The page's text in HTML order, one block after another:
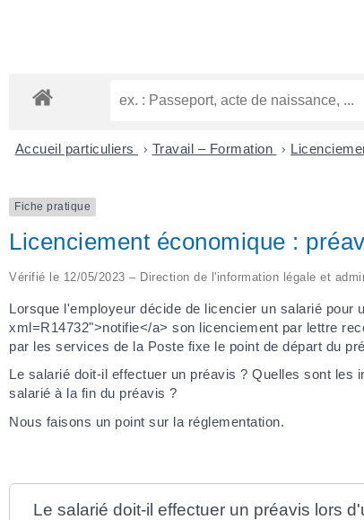
Accueil particuliers > Travail – Formation >
Fiche pratique
Licenciement économique :
Vérifié le 12/05/2023 – Direction de l'information légale et
Lorsque l'employeur décide de licencier un salarié
xml=R14732">notifie</a> son licenciement par lettre
par les services de la Poste fixe le point de départ du
Le salarié doit-il effectuer un préavis ? Quelles sont
salarié à la fin du préavis ?
Nous faisons un point sur la réglementation.
Le salarié doit-il effectuer un préavis lors